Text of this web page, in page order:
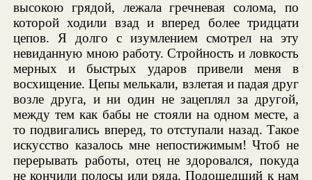
высокою грядой, лежала гречневая солома, по
которой ходили взад и вперед более тридцати
цепов. Я долго с изумлением смотрел на эту
невиданную мною работу. Стройность и ловкость
мерных и быстрых ударов привели меня в
восхищение. Цепы мелькали, взлетая и падая друг
возле друга, и ни один не зацеплял за другой,
между тем как бабы не стояли на одном месте, а
то подвигались вперед, то отступали назад. Такое
искусство казалось мне непостижимым! Чтоб не
перерывать работы, отец не здоровался, покуда
не кончили полосы или ряда. Подошедший к нам